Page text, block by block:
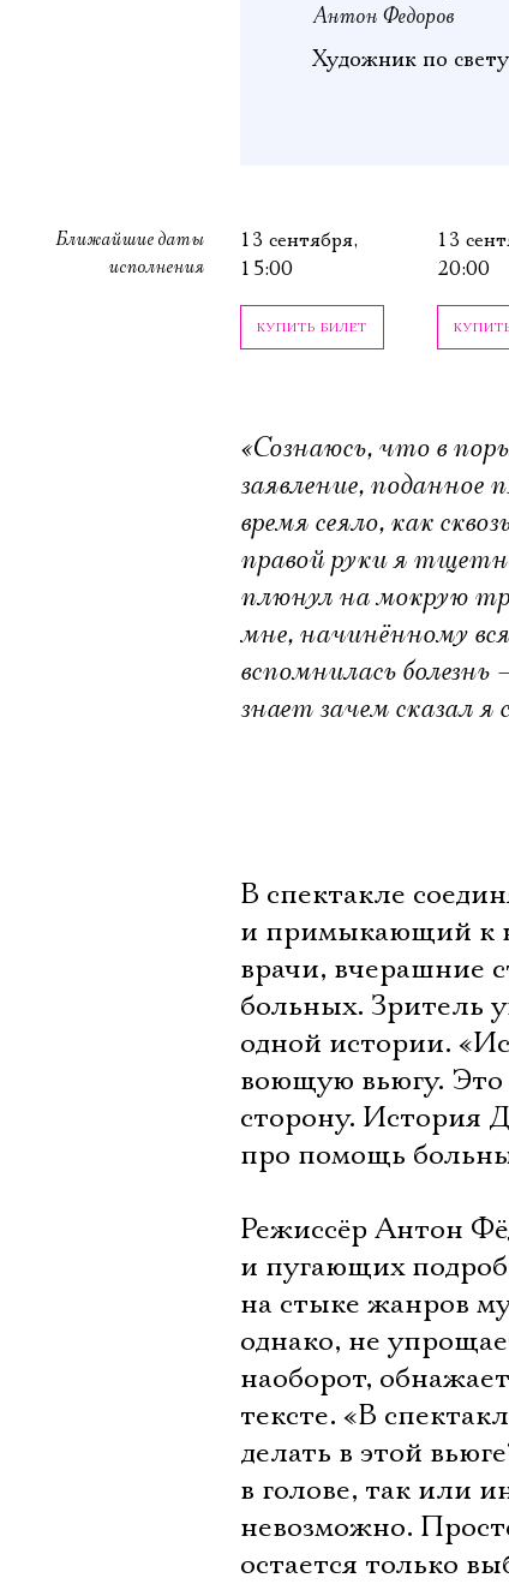
Антон Федоров
Художник по
Ближайшие даты
исполнения
13 сентября,
15:00
КУПИТЬ БИЛЕТ
13
20:00
«Сознаюсь, что в
заявление, поданное
время сеяло, как
правой руки я
плюнул на мокрую
мне, начинённому
вспомнилась
знает зачем сказал я
В спектакле
и примыкающий к
врачи, вчерашние
больных. Зритель
одной истории.
воющую вьюгу. Это
сторону. История
про помощь
Режиссёр Антон
и пугающих
на стыке жанров
однако, не
наоборот,
тексте. «В
делать в этой
в голове, так или
невозможно.
остается только